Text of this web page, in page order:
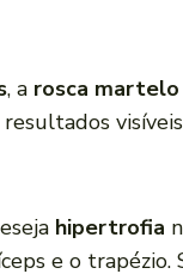
, a rosca martelo
hipertrofia
e o trapézio.